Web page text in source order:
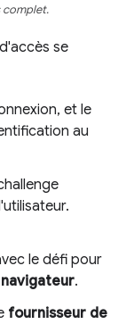
complet.
se
et le
au
le défi pour
navigateur.
fournisseur de